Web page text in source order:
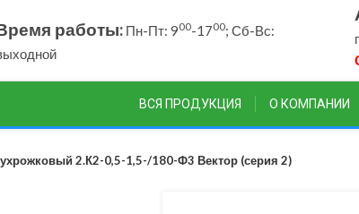
работы:Пн-Пт: 900-1700; Сб-Вс:
ВСЯ ПРОДУКЦИЯ О КОМПАНИИ
2.К2-0,5-1,5-/180-Ф3 Вектор (серия 2)